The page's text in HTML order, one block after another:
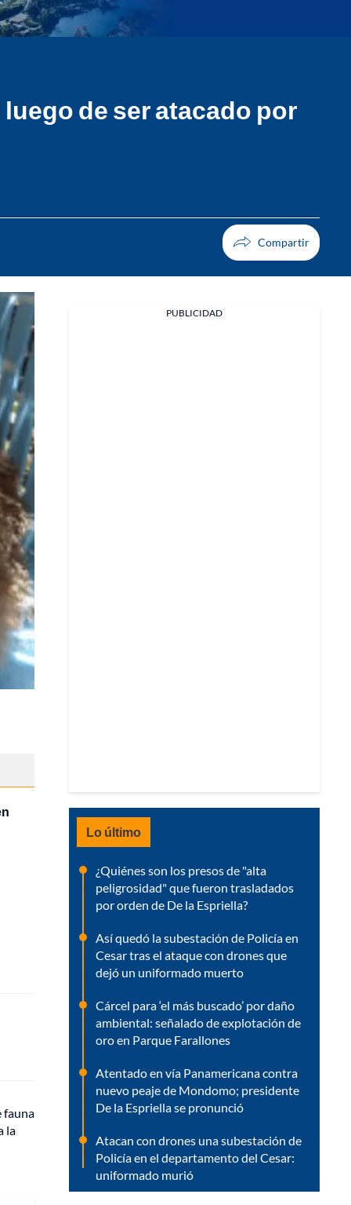
de ser atacado por
fauna
la
PUBLICIDAD
Lo último
¿Quiénes son los presos de "alta
peligrosidad" que fueron trasladados
por orden de De la Espriella?
Así quedó la subestación de Policía en
Cesar tras el ataque con drones que
dejó un uniformado muerto
Cárcel para ‘el más buscado’ por daño
ambiental: señalado de explotación de
oro en Parque Farallones
Atentado en vía Panamericana contra
nuevo peaje de Mondomo; presidente
De la Espriella se pronunció
Atacan con drones una subestación de
Policía en el departamento del Cesar:
uniformado murió